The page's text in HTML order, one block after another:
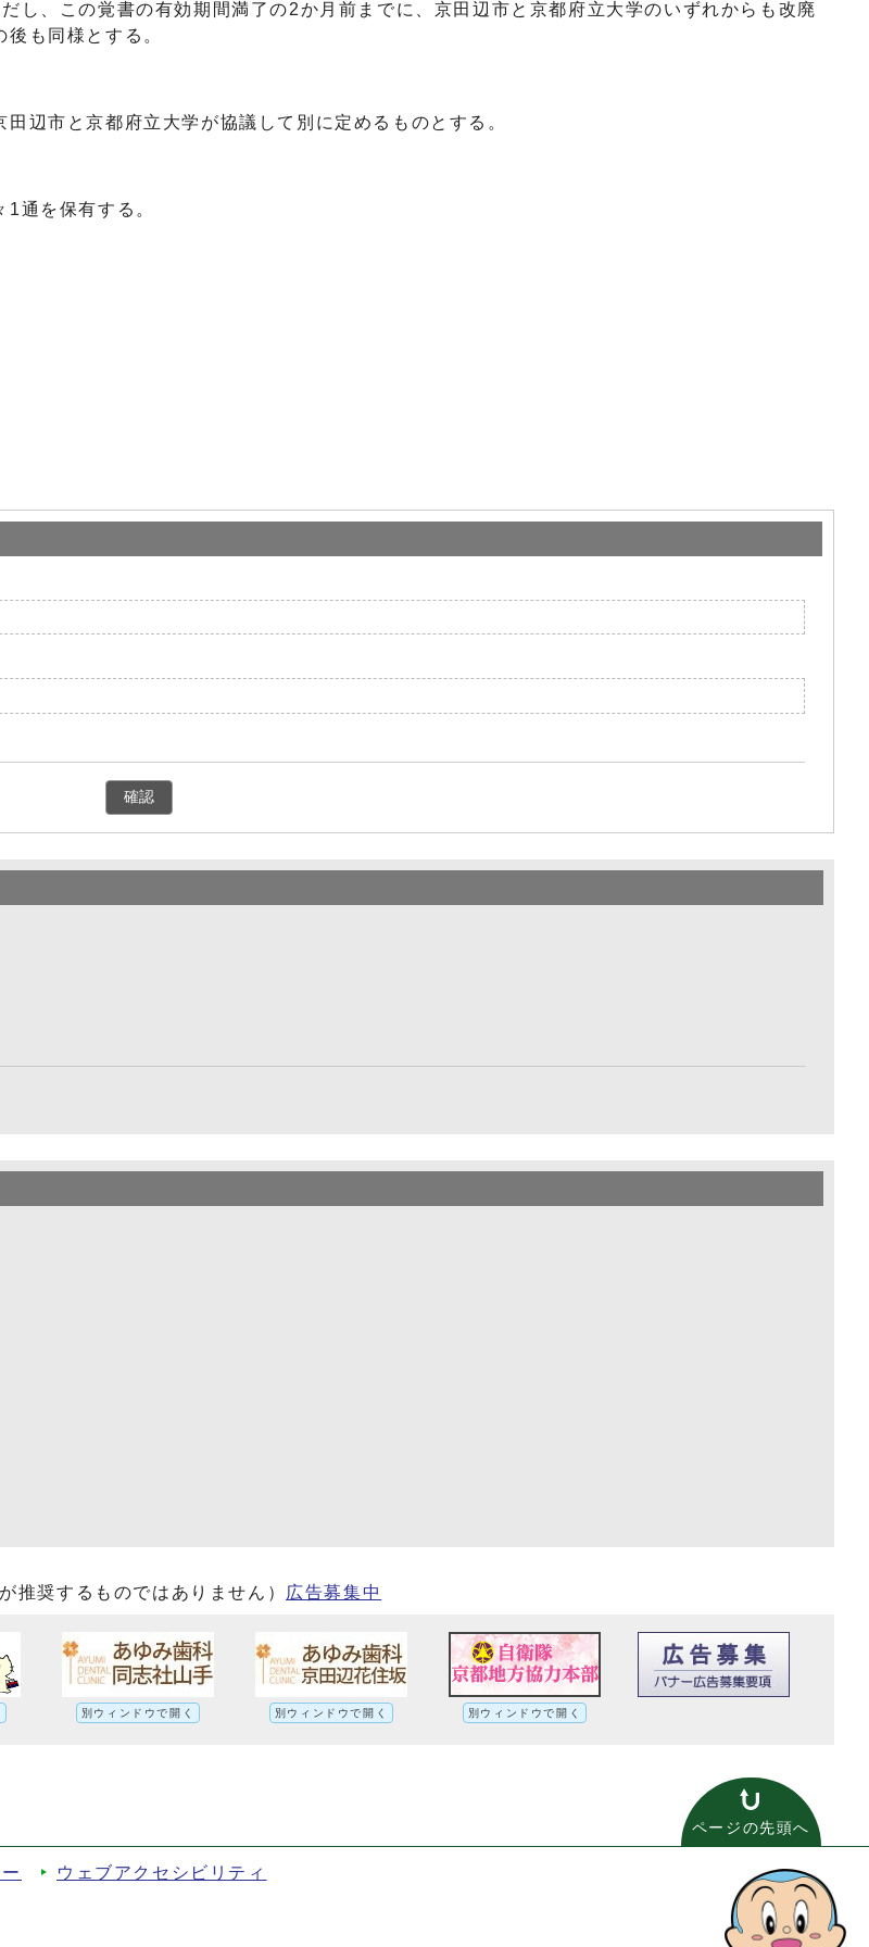
、この覚書の有効期間満了の2か月前までに、京田辺市と京都府立大学のいずれからも改廃
も同様とする。
辺市と京都府立大学が協議して別に定めるものとする。
通を保有する。
確認
推奨するものではありません） 広告募集中
別ウィンドウで開く 別ウィンドウで開く 別ウィンドウで開く
ページの先頭へ
ウェブアクセシビリティ